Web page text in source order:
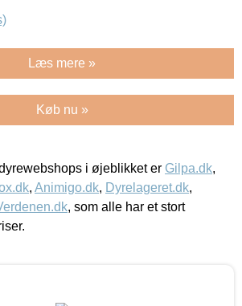
Læs mere »
Køb nu »
i øjeblikket er Gilpa.dk,
, Animigo.dk, Dyrelageret.dk,
, som alle har et stort